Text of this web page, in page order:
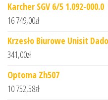
Karcher SGV 6/5 1.092-000.0
16 749,00zł
Krzesło Biurowe Unisit
341,00zł
Optoma Zh507
10 752,58zł